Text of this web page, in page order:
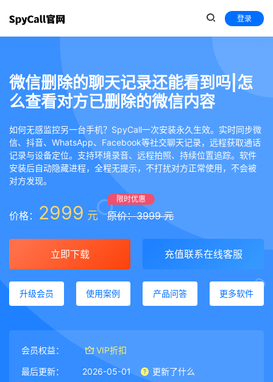
登录
微信删除的聊天记录还能看到吗|怎
么查看对方已删除的微信内容
如何无感监控另一台手机？SpyCall一次安装永久生效。实时同步微
信、抖音、WhatsApp、Facebook等社交聊天记录，远程获取通话
记录与设备定位。支持环境录音、远程拍照、持续位置追踪。软件
安装后自动隐藏进程，全程无提示，不打扰对方正常使用，不会被
对方发现。
价格： 2999 元
限时优惠
原价：3999 元
立即下载 充值联系在线客服
升级会员 使用案例 产品问答 更多软件
会员权益： VIP折扣
最后更新： 2026-05-01 更新了什么